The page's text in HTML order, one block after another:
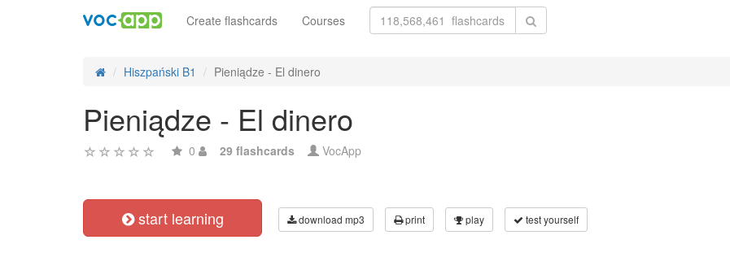
Create flashcards Courses
Hiszpański B1 Pieniądze - El dinero
Pieniądze - El dinero
0 29 flashcards VocApp
start learning download mp3 print play test yourself